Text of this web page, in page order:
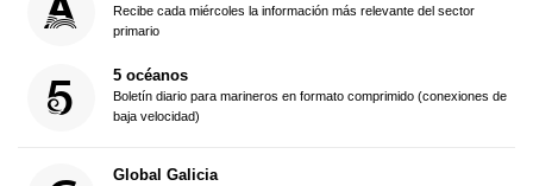
Recibe cada miércoles la información más relevante del sector
primario
5 océanos
Boletín diario para marineros en formato comprimido (conexiones de
baja velocidad)
Global Galicia